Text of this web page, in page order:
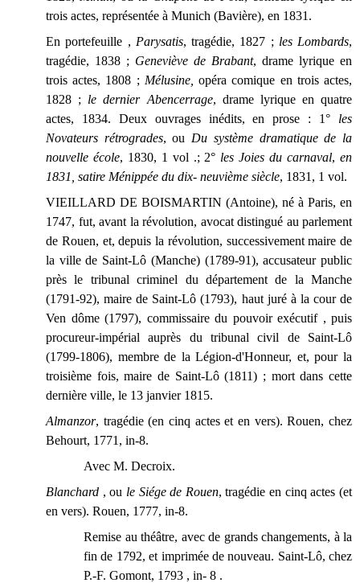
trois actes, représentée à Munich (Bavière), en 1831.
En portefeuille , Parysatis, tragédie, 1827 ; les Lombards,
tragédie, 1838 ; Geneviève de Brabant, drame lyrique en
trois actes, 1808 ; Mélusine, opéra comique en trois actes,
1828 ; le dernier Abencerrage, drame lyrique en quatre
actes, 1834. Deux ouvrages inédits, en prose : 1° les
Novateurs rétrogrades, ou Du système dramatique de la
nouvelle école, 1830, 1 vol .; 2° les Joies du carnaval, en
1831, satire Ménippée du dix- neuvième siècle, 1831, 1 vol.
VIEILLARD DE BOISMARTIN (Antoine), né à Paris, en
1747, fut, avant la révolution, avocat distingué au parlement
de Rouen, et, depuis la révolution, successivement maire de
la ville de Saint-Lô (Manche) (1789-91), accusateur public
près le tribunal criminel du département de la Manche
(1791-92), maire de Saint-Lô (1793), haut juré à la cour de
Ven dôme (1797), commissaire du pouvoir exécutif , puis
procureur-impérial auprès du tribunal civil de Saint-Lô
(1799-1806), membre de la Légion-d'Honneur, et, pour la
troisième fois, maire de Saint-Lô (1811) ; mort dans cette
dernière ville, le 13 janvier 1815.
Almanzor, tragédie (en cinq actes et en vers). Rouen, chez
Behourt, 1771, in-8.
Avec M. Decroix.
Blanchard , ou le Siége de Rouen, tragédie en cinq actes (et
en vers). Rouen, 1777, in-8.
Remise au théâtre, avec de grands changements, à la
fin de 1792, et imprimée de nouveau. Saint-Lô, chez
P.-F. Gomont, 1793 , in- 8 .